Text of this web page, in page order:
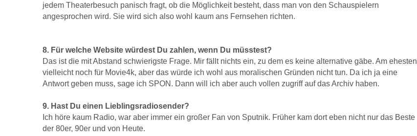
jedem Theaterbesuch panisch fragt, ob die Möglichkeit besteht, dass man von den Schauspielern
angesprochen wird. Sie wird sich also wohl kaum ans Fernsehen richten.
8. Für welche Website würdest Du zahlen, wenn Du müsstest?
Das ist die mit Abstand schwierigste Frage. Mir fällt nichts ein, zu dem es keine alternative gäbe. Am ehesten
vielleicht noch für Movie4k, aber das würde ich wohl aus moralischen Gründen nicht tun. Da ich ja eine
Antwort geben muss, sage ich SPON. Dann will ich aber auch vollen zugriff auf das Archiv haben.
9. Hast Du einen Lieblingsradiosender?
Ich höre kaum Radio, war aber immer ein großer Fan von Sputnik. Früher kam dort eben nicht nur das Beste
der 80er, 90er und von Heute.